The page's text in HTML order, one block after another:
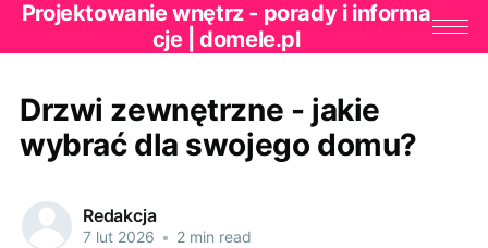
Projektowanie wnętrz - porady i informa
cje | domele.pl
Drzwi zewnętrzne - jakie
wybrać dla swojego domu?
Redakcja
7 lut 2026 • 2 min read